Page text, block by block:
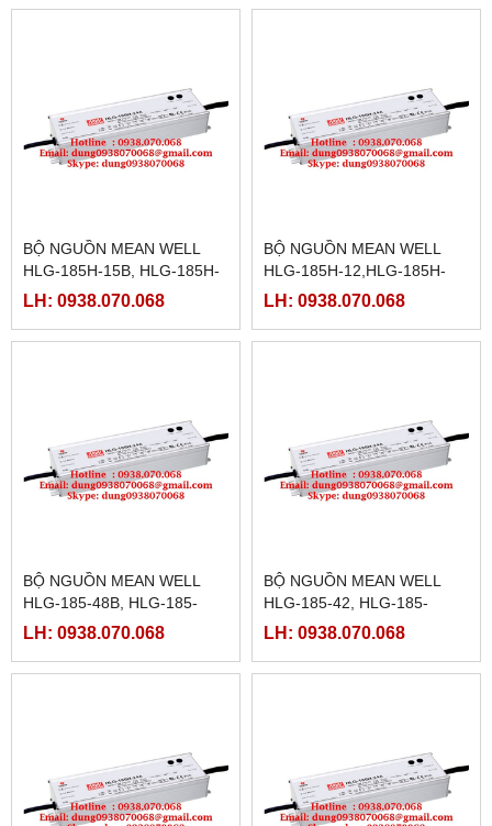
36B,HLG-185H-36D
30,HLG-185H-30A
BỘ NGUỒN MEAN WELL
HLG-185H-15B, HLG-185H-
15D,HLG-185H-20, HLG-
20B,HLG-185H-20D
LH: 0938.070.068
BỘ NGUỒN MEAN WELL
HLG-185H-12,HLG-185H-
12A,HLG-185H-12B,HLG-
15,HLG-185H-15A
LH: 0938.070.068
BỘ NGUỒN MEAN WELL
HLG-185-48B, HLG-185-
48D,HLG-185-54,HLG-185-
54D,
LH: 0938.070.068
BỘ NGUỒN MEAN WELL
HLG-185-42, HLG-185-
42A,HLG-185-42B,HLG-185-
48A
LH: 0938.070.068